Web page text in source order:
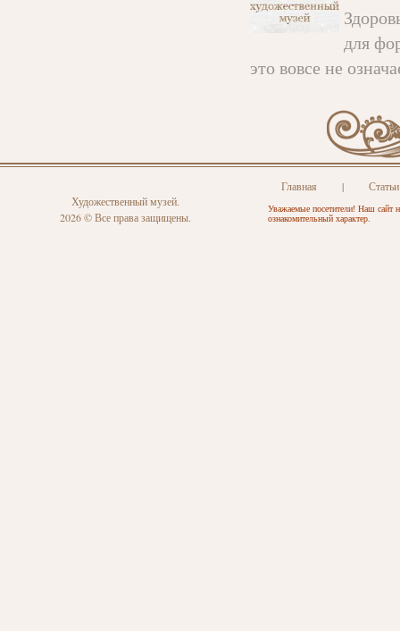
для
это вовсе не
Художественный музей.
2026 © Все права защищены.
Главная | Статьи
Уважаемые посетители! Наш сайт
ознакомительный характер.